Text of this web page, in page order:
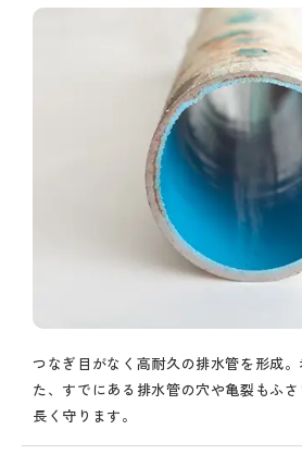
つなぎ目がなく高耐久の排水管を形成
た、すでにある排水管の穴や亀裂もふ
長く守ります。